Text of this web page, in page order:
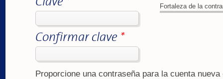
Fortaleza de la
Confirmar clave *
Proporcione una contraseña para la cuenta